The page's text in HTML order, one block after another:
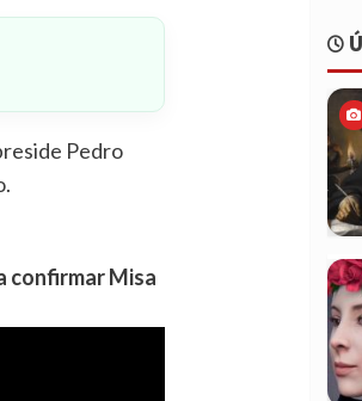
Pedro
confirmar Misa